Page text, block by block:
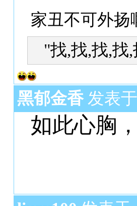
家丑不可外扬
"找,找,找,找
黑郁金香发表于
如此心胸